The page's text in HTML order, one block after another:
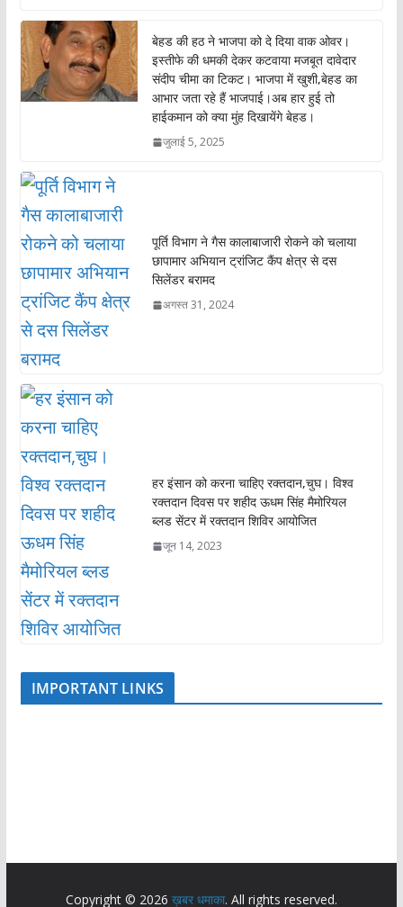
o
o
k
A
p
p
बेहड की हठ ने भाजपा को दे दिया वाक ओवर।
इस्तीफे की धमकी देकर कटवाया मजबूत दावेदार
संदीप चीमा का टिकट। भाजपा में खुशी,बेहड का
आभार जता रहे हैं भाजपाई।अब हार हुई तो
हाईकमान को क्या मुंह दिखायेंगे बेहड।
जुलाई 5, 2025
पूर्ति विभाग ने गैस कालाबाजारी रोकने को चलाया
छापामार अभियान ट्रांजिट कैंप क्षेत्र से दस
सिलेंडर बरामद
अगस्त 31, 2024
हर इंसान को करना चाहिए रक्तदान,चुघ। विश्व
रक्तदान दिवस पर शहीद ऊधम सिंह मैमोरियल
ब्लड सेंटर में रक्तदान शिविर आयोजित
जून 14, 2023
IMPORTANT LINKS
Copyright © 2026 ख़बर धमाका. All rights reserved.